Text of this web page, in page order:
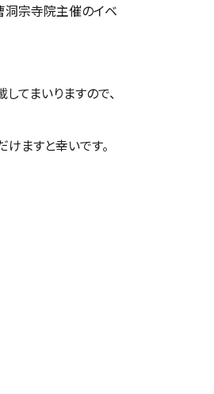
洞宗寺院主催のイベ
てまいりますので、
ますと幸いです。